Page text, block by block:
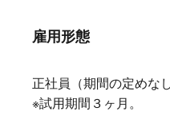
雇用形態
正社員（期間の定めなし
※試用期間３ヶ月。